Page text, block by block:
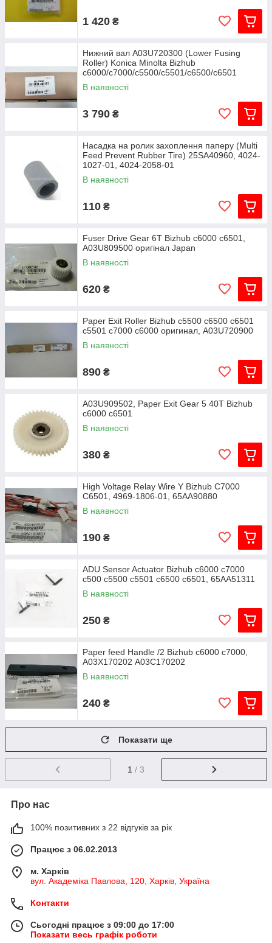
1 420 ₴
Нижний вал A03U720300 (Lower Fusing
Roller) Konica Minolta Bizhub
c6000/c7000/c5500/c5501/c6500/c6501
оригинал
В наявності
3 790 ₴
Насадка на ролик захоплення паперу (Multi
Feed Prevent Rubber Tire) 25SA40960, 4024-
1027-01, 4024-2058-01
В наявності
110 ₴
Fuser Drive Gear 6T Bizhub c6000 c6501,
A03U809500 оригінал Japan
В наявності
620 ₴
Paper Exit Roller Bizhub c5500 c6500 c6501
c5501 c7000 c6000 оригинал, A03U720900
В наявності
890 ₴
A03U909502, Paper Exit Gear 5 40T Bizhub
c6000 c6501
В наявності
380 ₴
High Voltage Relay Wire Y Bizhub C7000
C6501, 4969-1806-01, 65AA90880
В наявності
190 ₴
ADU Sensor Actuator Bizhub c6000 c7000
c500 c5500 c5501 c6500 c6501, 65AA51311
В наявності
250 ₴
Paper feed Handle /2 Bizhub c6000 c7000,
A03X170202 А03С170202
В наявності
240 ₴
Показати ще
1 / 3
Про нас
100% позитивних з 22 відгуків за рік
Працює з 06.02.2013
м. Харків
вул. Академіка Павлова, 120, Харків, Україна
Контакти
Сьогодні працює з 09:00 до 17:00
Показати весь графік роботи